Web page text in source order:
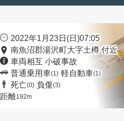
2022年1月23日(日)07:05
南魚沼郡湯沢町大字土樽 付近
車両相互 小破事故
普通乗用車(1) 軽自動車(1)
死亡(0) 負傷(3)
距離192m